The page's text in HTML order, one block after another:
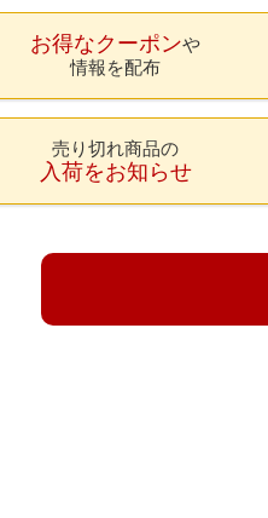
お得なクーポン
情報を配布
売り切れ商品の
入荷をお知らせ